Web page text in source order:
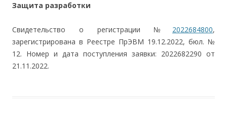
Защита разработки
Свидетельство о регистрации № 2022684800,
зарегистрирована в Реестре ПрЭВМ 19.12.2022, бюл. №
12. Номер и дата поступления заявки: 2022682290 от
21.11.2022.